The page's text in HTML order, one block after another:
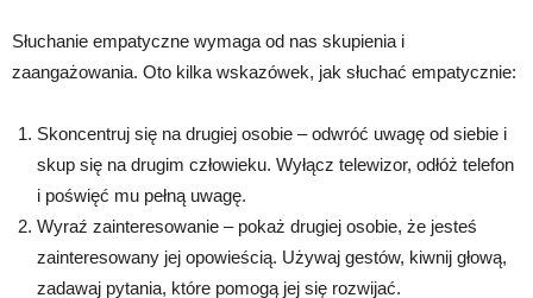
Słuchanie empatyczne wymaga od nas skupienia i
zaangażowania. Oto kilka wskazówek, jak słuchać empatycznie:
Skoncentruj się na drugiej osobie – odwróć uwagę od siebie i
skup się na drugim człowieku. Wyłącz telewizor, odłóż telefon
i poświęć mu pełną uwagę.
Wyraź zainteresowanie – pokaż drugiej osobie, że jesteś
zainteresowany jej opowieścią. Używaj gestów, kiwnij głową,
zadawaj pytania, które pomogą jej się rozwijać.